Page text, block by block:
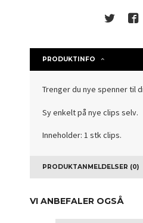
PRODUKTINFO
Trenger du nye spenner til
Sy enkelt på nye clips selv.
Inneholder: 1 stk clips.
PRODUKTANMELDELSER (0)
VI ANBEFALER OGSÅ